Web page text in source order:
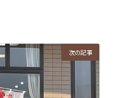
次の記事